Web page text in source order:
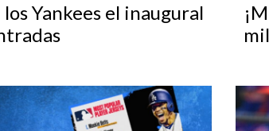
Yankees el inaugural